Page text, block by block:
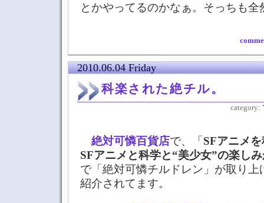
とかやってるのかなぁ。そっちも
2010.06.04 Friday
科楽された絶チル。
category:
絶対可憐百貨店で、「 SFアニメ
SFアニメと科学と“美少女”の楽し
で「絶対可憐チルドレン」が取り上
紹介されてます。